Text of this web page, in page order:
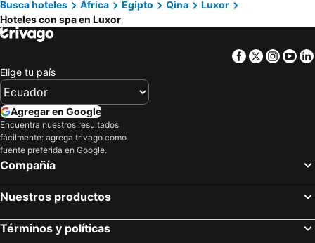
Busca hoteles África Egipto Qina
Luxor
Hoteles con spa en Luxor
Facebook
Twitter
Elige tu país
Agregar en Google
Encuentra nuestros resultados
fácilmente: agrega trivago como
fuente preferida en Google.
Compañía
Nuestros productos
Términos y políticas